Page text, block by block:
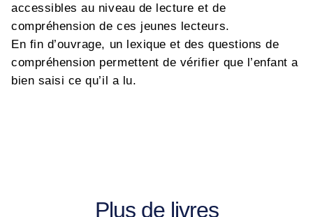
accessibles au niveau de lecture et de
compréhension de ces jeunes lecteurs.
En fin d’ouvrage, un lexique et des questions de
compréhension permettent de vérifier que l’enfant a
bien saisi ce qu’il a lu.
Plus de livres